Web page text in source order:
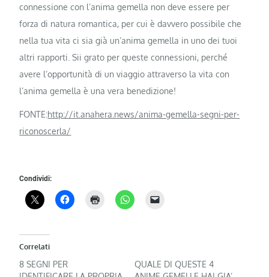
connessione con l’anima gemella non deve essere per
forza di natura romantica, per cui è davvero possibile che
nella tua vita ci sia già un’anima gemella in uno dei tuoi
altri rapporti. Sii grato per queste connessioni, perché
avere l’opportunità di un viaggio attraverso la vita con
l’anima gemella è una vera benedizione!
FONTE:http://it.anahera.news/anima-gemella-segni-per-
riconoscerla/
Condividi:
Correlati
8 SEGNI PER
QUALE DI QUESTE 4